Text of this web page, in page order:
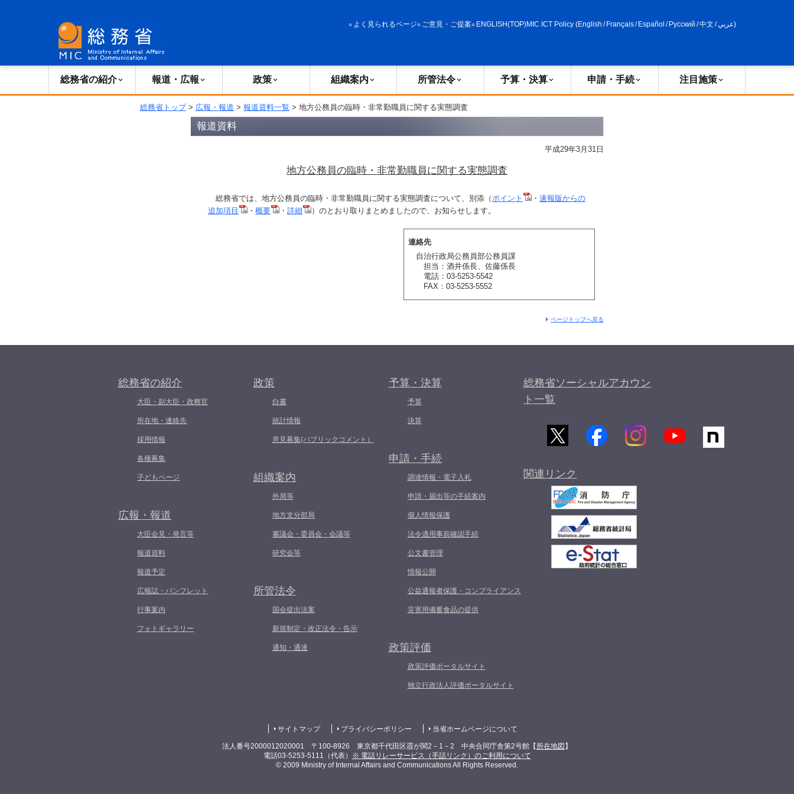
よく見られるページ ご意見・ご提案 ENGLISH(TOP)MIC ICT Policy (English / Français/ Español / Русский /中文 /عربي)
総務省の紹介 報道・広報 政策 組織案内 所管法令 予算・決算 申請・手続 注目施策
総務省トップ> 広報・報道 > 報道資料一覧 > 地方公務員の臨時・非常勤職員に関する実態調査
報道資料
平成29年3月31日
地方公務員の臨時・非常勤職員に関する実態調査
総務省では、地方公務員の臨時・非常勤職員に関する実態調査について、別添（ポイント ・ 速報版からの
追加項目
・ 概要 ・ 詳細 ）のとおり取りまとめましたので、お知らせします。
連絡先
自治行政局公務員部公務員課
担当：酒井係長、佐藤係長
電話：03-5253-5542
FAX：03-5253-5552
ページトップへ戻る
総務省の紹介
大臣・副大臣・政務官
所在地・連絡先
採用情報
各種募集
子どもページ
広報・報道
大臣会見・発言等
報道資料
報道予定
広報誌・パンフレット
行事案内
フォトギャラリー
政策
白書
統計情報
意見募集(パブリックコメント）
組織案内
外局等
地方支分部局
審議会・委員会・会議等
研究会等
所管法令
国会提出法案
新規制定・改正法令・告示
通知・通達
予算・決算
予算
決算
申請・手続
調達情報・電子入札
申請・届出等の手続案内
個人情報保護
法令適用事前確認手続
公文書管理
情報公開
公益通報者保護・コンプライアンス
災害用備蓄食品の提供
政策評価
政策評価ポータルサイト
独立行政法人評価ポータルサイト
総務省ソーシャルアカウン
ト一覧
関連リンク
サイトマップ プライバシーポリシー 当省ホームページについて
法人番号2000012020001 〒100-8926 東京都千代田区霞が関2－1－2 中央合同庁舎第2号館【 所在地図 】
電話03-5253-5111（代表）
※ 電話リレーサービス（手話リンク）のご利用について
© 2009 Ministry of Internal Affairs and Communications All Rights Reserved.